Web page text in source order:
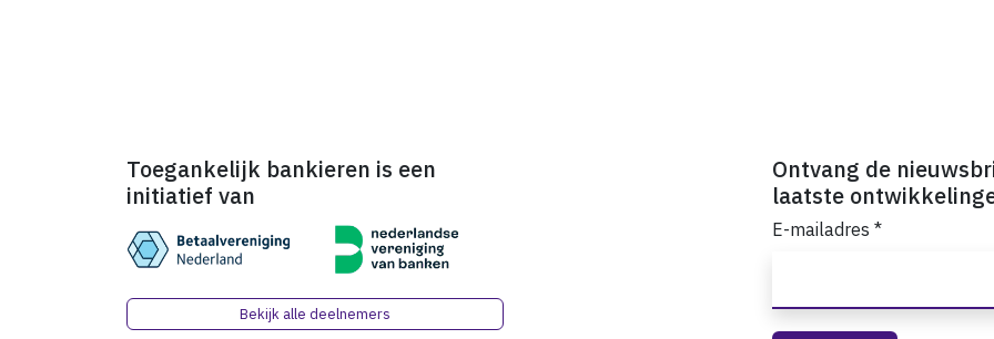
Toegankelijk bankieren is een
initiatief van
Bekijk alle deelnemers
Ontvang de
laatste
E-mailadres *